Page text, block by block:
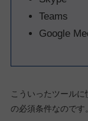
Teams
Google
こういったツール
の必須条件なのです。